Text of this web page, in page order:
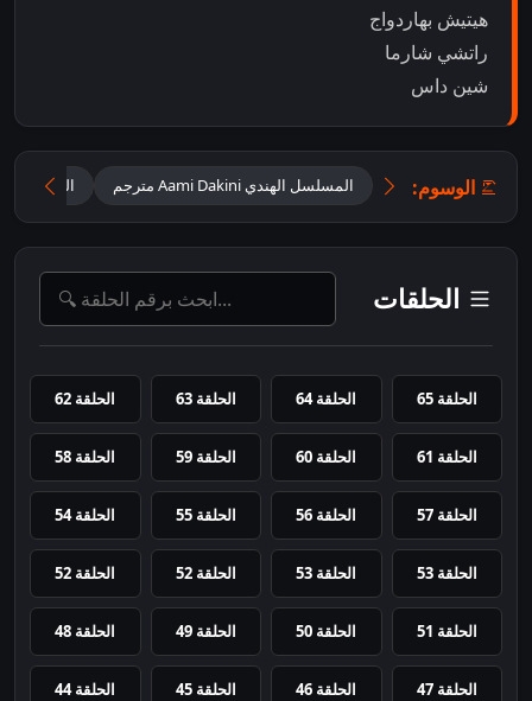
هيتيش بهاردواج
راتشي شارما
شين داس
الوسوم: المسلسل الهندي Aami Dakini مترجم المسلسل
الحلقات
الحلقة 65 الحلقة 64 الحلقة 63 الحلقة 62
الحلقة 61 الحلقة 60 الحلقة 59 الحلقة 58
الحلقة 57 الحلقة 56 الحلقة 55 الحلقة 54
الحلقة 53 الحلقة 53 الحلقة 52 الحلقة 52
الحلقة 51 الحلقة 50 الحلقة 49 الحلقة 48
الحلقة 47 الحلقة 46 الحلقة 45 الحلقة 44